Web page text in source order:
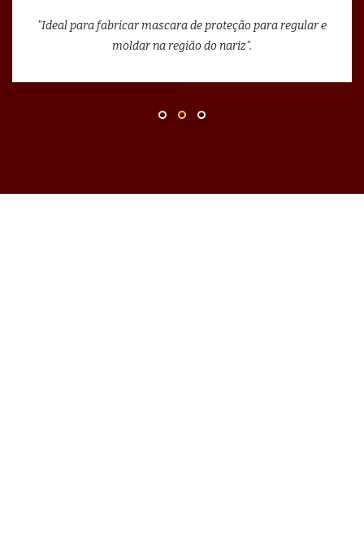
"Ideal para fabricar mascara de proteção para regular e
moldar na região do nariz".